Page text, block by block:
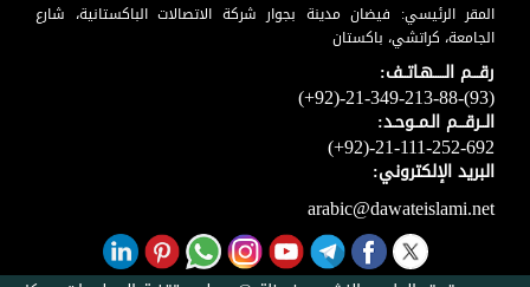
المقر الرئيسي: فيضان مدينة بجوار شركة الاتصالات الباكستانية، شارع
الجامعة، كراتشي، باكستان
رقـــم الـــــهـاتــف:
(+92)-21-349-213-88-(93)
الــرقـــم الـمــوحـد:
(+92)-21-111-252-692
البريد الإلكتروني:
arabic@dawateislami.net